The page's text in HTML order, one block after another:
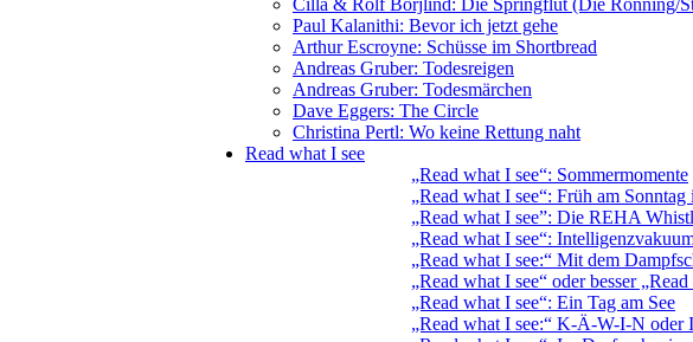
Cilla & Rolf Börjlind: Die Springflut (Die Rönning/
Paul Kalanithi: Bevor ich jetzt gehe
Arthur Escroyne: Schüsse im Shortbread
Andreas Gruber: Todesreigen
Andreas Gruber: Todesmärchen
Dave Eggers: The Circle
Christina Pertl: Wo keine Rettung naht
Read what I see
„Read what I see“: Sommermomente
„Read what I see“: Früh am Sonntag
„Read what I see”: Die REHA
„Read what I see“:
„Read what I see:“ Mit dem
„Read what I see“ oder besser
„Read what I see“: Ein Tag am See
„Read what I see:“ K-Ä-W-I-N oder